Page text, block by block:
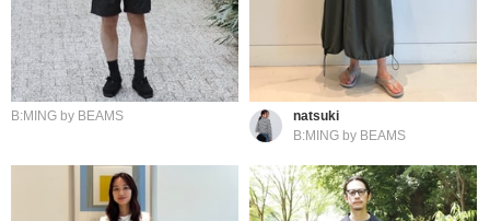
B:MING by BEAMS
natsuki
B:MING by BEAMS